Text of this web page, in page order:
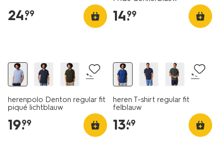
24.
99 14.
99
+3
herenpolo Denton regular fit
piqué lichtblauw
19.
99
+5
heren T-shirt regular fit
felblauw
13.
49